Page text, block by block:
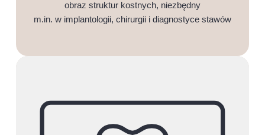
obraz struktur kostnych, niezbędny
m.in. w implantologii, chirurgii i diagnostyce stawów